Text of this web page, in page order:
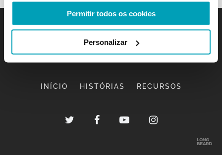
Permitir todos os cookies
Personalizar
INÍCIO HISTÓRIAS RECURSOS